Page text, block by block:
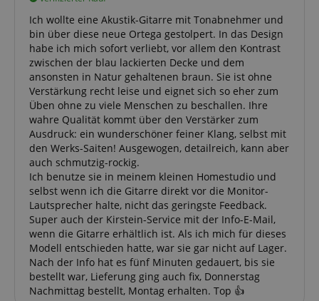
Ich wollte eine Akustik-Gitarre mit Tonabnehmer und
bin über diese neue Ortega gestolpert. In das Design
habe ich mich sofort verliebt, vor allem den Kontrast
zwischen der blau lackierten Decke und dem
ansonsten in Natur gehaltenen braun. Sie ist ohne
Verstärkung recht leise und eignet sich so eher zum
Üben ohne zu viele Menschen zu beschallen. Ihre
wahre Qualität kommt über den Verstärker zum
Ausdruck: ein wunderschöner feiner Klang, selbst mit
den Werks-Saiten! Ausgewogen, detailreich, kann aber
auch schmutzig-rockig.
Ich benutze sie in meinem kleinen Homestudio und
selbst wenn ich die Gitarre direkt vor die Monitor-
Lautsprecher halte, nicht das geringste Feedback.
Super auch der Kirstein-Service mit der Info-E-Mail,
wenn die Gitarre erhältlich ist. Als ich mich für dieses
Modell entschieden hatte, war sie gar nicht auf Lager.
Nach der Info hat es fünf Minuten gedauert, bis sie
bestellt war, Lieferung ging auch fix, Donnerstag
Nachmittag bestellt, Montag erhalten. Top 👍
Notwendig Statistik
Marketing
Funktional
Die durch diese Services gesammelten Daten
werden gebraucht, um die technische Performance
der Website zu gewährleisten, dir grundlegende
Einkaufs-Funktionen bereitzustellen, das Einkaufen
bei uns sicher zu machen und um Betrug zu
verhindern. Immer eingeschaltet.
Cookie
Anbieter / Domain
FPGSID
amazon-pay-connectedAuth
Amazon
www.kirstein.de
apay-session-set
Amazon.com Inc.
www.kirstein.de